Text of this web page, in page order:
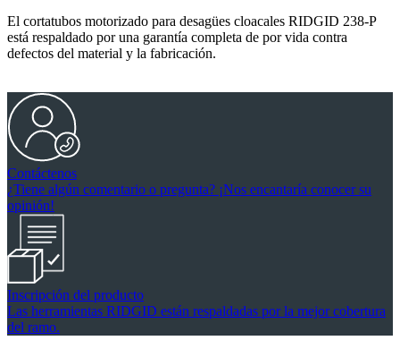
El cortatubos motorizado para desagües cloacales RIDGID 238-P
está respaldado por una garantía completa de por vida contra
defectos del material y la fabricación.
Contáctenos
¿Tiene algún comentario o pregunta? ¡Nos encantaría conocer su
opinión!
Inscripción del producto
Las herramientas RIDGID están respaldadas por la mejor cobertura
del ramo.